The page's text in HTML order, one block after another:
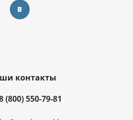
контакты
(800) 550-79-81